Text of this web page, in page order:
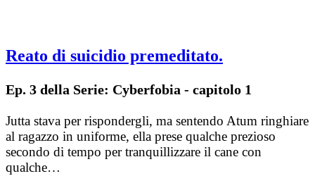
Reato di suicidio premeditato.
Ep. 3 della Serie: Cyberfobia - capitolo 1
Jutta stava per rispondergli, ma sentendo Atum ringhiare
al ragazzo in uniforme, ella prese qualche prezioso
secondo di tempo per tranquillizzare il cane con
qualche…